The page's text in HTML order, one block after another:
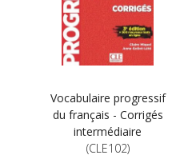
Vocabulaire progressif
du français - Corrigés
intermédiaire
(CLE102)